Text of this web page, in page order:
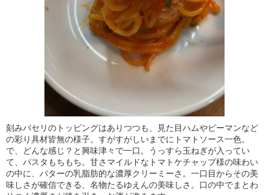
刻みパセリのトッピングはありつつも、見た目ハムやピーマンなど
の彩り具材皆無の様子。すがすがしいまでにトマトソース一色。
で、どんな感じ？と興味津々で一口。うっすら玉ねぎが入ってい
て、パスタもちもち。甘さマイルドなトマトケチャップ様の味わい
の中に、バターの乳脂肪的な濃厚クリーミーさ。一口目からその美
味しさが確信できる、名物たるゆえんの美味しさ。口の中でまとわ